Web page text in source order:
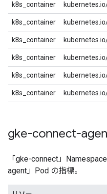
k8s_container
k8s_container
k8s_container
k8s_container
k8s_container
k8s_container
gke-connect-
「gke-connect」
agent」Pod の指標。